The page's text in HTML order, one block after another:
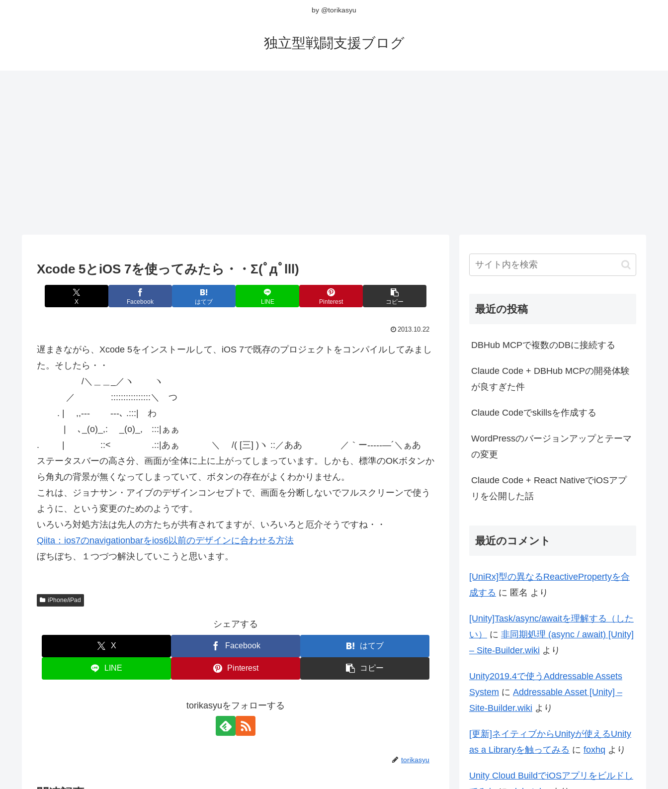
by @torikasyu
独立型戦闘支援ブログ
Xcode 5とiOS 7を使ってみたら・・Σ(ﾟдﾟlll)
X Facebook はてブ LINE Pinterest コピー
2013.10.22
遅まきながら、Xcode 5をインストールして、iOS 7で既存のプロジェクトをコンパイルしてみまし
た。そしたら・・
/＼＿＿_／ヽ ヽ
／ ::::::::::::::::＼ つ
. | ,,-‐‐ ‐‐-､ .:::| わ
| ､_(o)_,: _(o)_, :::|ぁぁ
. | ::< .::|あぁ ＼ /( [三] )ヽ ::／ああ ／｀ー‐--‐‐―´＼ぁあ
ステータスバーの高さ分、画面が全体に上に上がってしまっています。しかも、標準のOKボタンか
ら角丸の背景が無くなってしまっていて、ボタンの存在がよくわかりません。
これは、ジョナサン・アイブのデザインコンセプトで、画面を分断しないでフルスクリーンで使う
ように、という変更のためのようです。
いろいろ対処方法は先人の方たちが共有されてますが、いろいろと厄介そうですね・・
Qiita：ios7のnavigationbarをios6以前のデザインに合わせる方法
ぼちぼち、１つづつ解決していこうと思います。
iPhone/iPad
シェアする
X Facebook はてブ
LINE Pinterest コピー
torikasyuをフォローする
torikasyu
最近の投稿
DBHub MCPで複数のDBに接続する
Claude Code + DBHub MCPの開発体験
が良すぎた件
Claude Codeでskillsを作成する
WordPressのバージョンアップとテーマ
の変更
Claude Code + React NativeでiOSアプ
リを公開した話
最近のコメント
[UniRx]型の異なるReactivePropertyを合
成する に 匿名 より
[Unity]Task/async/awaitを理解する（した
い）
に 非同期処理 (async / await) [Unity]
– Site-Builder.wiki より
Unity2019.4で使うAddressable Assets
System に Addressable Asset [Unity] –
Site-Builder.wiki より
[更新]ネイティブからUnityが使えるUnity
as a Libraryを触ってみる に foxhq より
Unity Cloud BuildでiOSアプリをビルドし